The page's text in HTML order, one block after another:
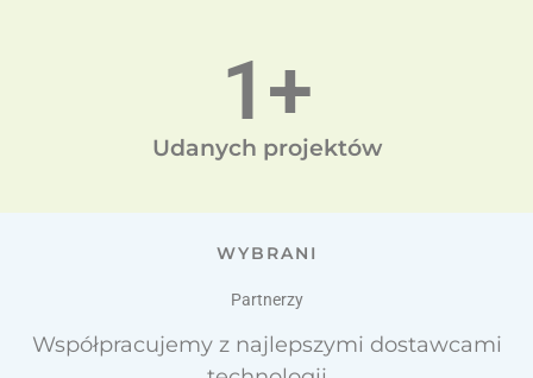
Udanych projektów
1+
WYBRANI
Partnerzy
Współpracujemy z najlepszymi dostawcami